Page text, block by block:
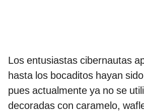
Los entusiastas cibernautas
hasta los bocaditos hayan
pues actualmente ya no se
decoradas con caramelo,